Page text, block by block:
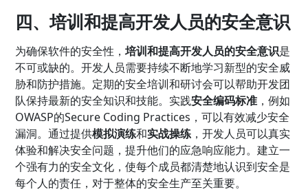
四、培训和提高开发人员的安全意识
为确保软件的安全性，培训和提高开发人员的安全意识是
不可或缺的。开发人员需要持续不断地学习新型的安全威
胁和防护措施。定期的安全培训和研讨会可以帮助开发团
队保持最新的安全知识和技能。实践安全编码标准 ，例如
OWASP的Secure Coding Practices，可以有效减少安全
漏洞。通过提供模拟演练和实战操练 ，开发人员可以真实
体验和解决安全问题，提升他们的应急响应能力。建立一
个强有力的安全文化，使每个成员都清楚地认识到安全是
每个人的责任，对于整体的安全生产至关重要。